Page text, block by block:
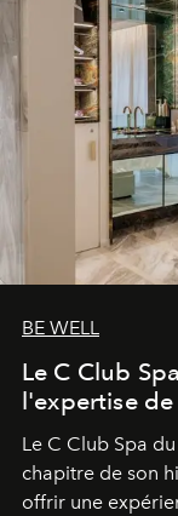
BE WELL
Le C Club
l'expertise de
Le C Club Spa
chapitre de son
offrir une